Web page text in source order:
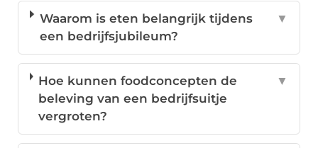
Waarom is eten belangrijk tijdens
een bedrijfsjubileum?
▼
Hoe kunnen foodconcepten de
beleving van een bedrijfsuitje
vergroten?
▼